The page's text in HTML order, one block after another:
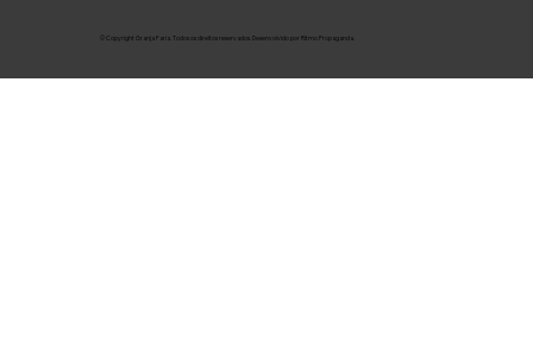
© Copyright Granja Faria. Todos os direitos reservados. Desenvolvido por Ritmo Propaganda.